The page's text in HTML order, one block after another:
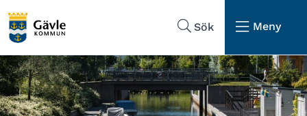
Sök
Meny